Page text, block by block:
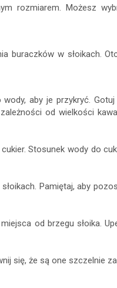
rozmiarem. Możesz
buraczków w słoikach.
aby je przykryć.
od wielkości
Stosunek wody do
Pamiętaj, aby
od brzegu słoika.
się, że są one szczelnie